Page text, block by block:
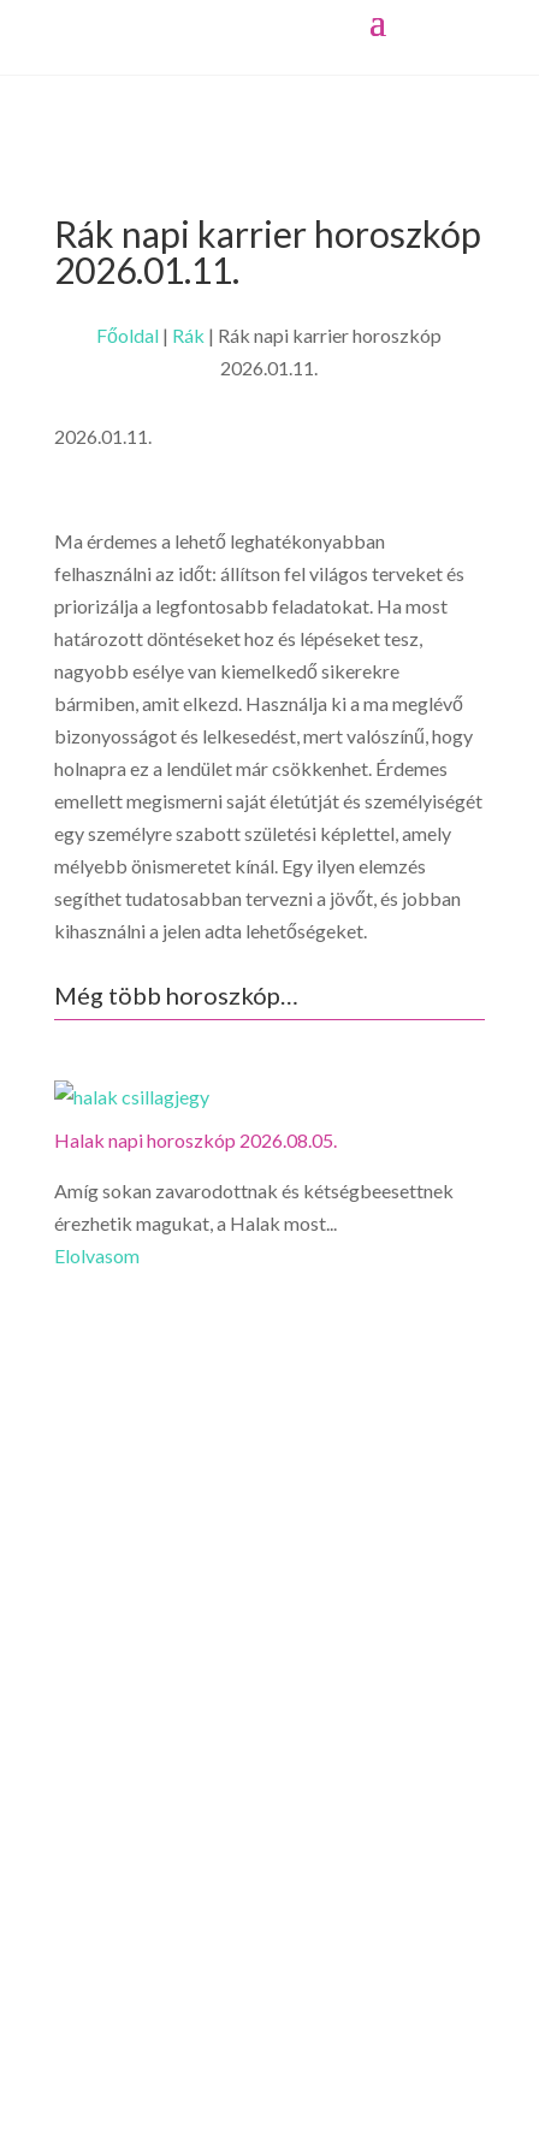
Rák napi karrier horoszkóp
2026.01.11.
Főoldal | Rák | Rák napi karrier horoszkóp
2026.01.11.
2026.01.11.
Ma érdemes a lehető leghatékonyabban
felhasználni az időt: állítson fel világos terveket és
priorizálja a legfontosabb feladatokat. Ha most
határozott döntéseket hoz és lépéseket tesz,
nagyobb esélye van kiemelkedő sikerekre
bármiben, amit elkezd. Használja ki a ma meglévő
bizonyosságot és lelkesedést, mert valószínű, hogy
holnapra ez a lendület már csökkenhet. Érdemes
emellett megismerni saját életútját és személyiségét
egy személyre szabott születési képlettel, amely
mélyebb önismeretet kínál. Egy ilyen elemzés
segíthet tudatosabban tervezni a jövőt, és jobban
kihasználni a jelen adta lehetőségeket.
Még több horoszkóp…
Halak napi horoszkóp 2026.08.05.
Amíg sokan zavarodottnak és kétségbeesettnek
érezhetik magukat, a Halak most...
Elolvasom